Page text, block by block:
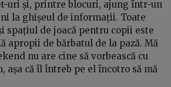
uri și, printre blocuri, ajung într-un
la ghișeul de informații. Toate
spațiul de joacă pentru copii este
apropii de bărbatul de la pază. Mă
nu are cine să vorbească cu
așa că îl întreb pe el încotro să mă